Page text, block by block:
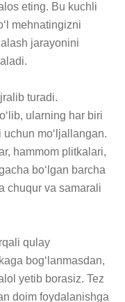
eting. Bu kuchli
mehnatingizni
jarayonini
turadi.
ularning har biri
mo‘ljallangan.
hammom plitkalari,
bo‘lgan barcha
chuqur va samarali
qulay
bog‘lanmasdan,
yetib borasiz. Tez
doim foydalanishga